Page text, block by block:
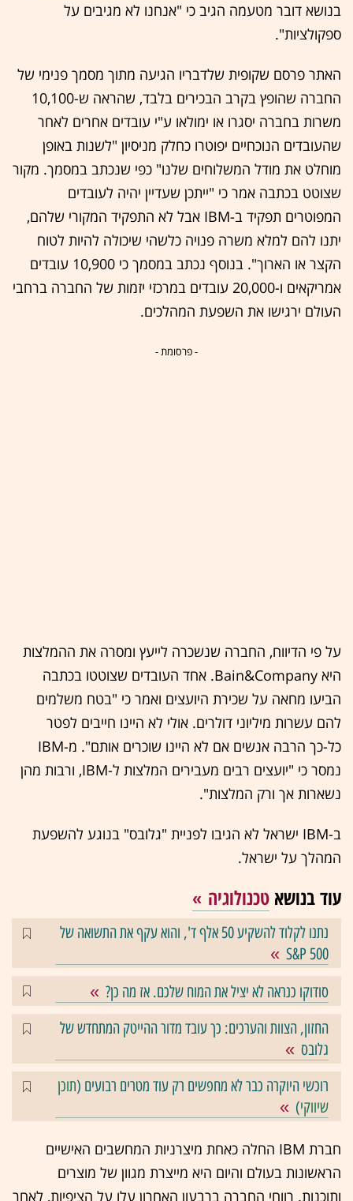
בנושא דובר מטעמה הגיב כי "אנחנו לא מגיבים על
ספקולציות".
האתר פרסם שקופית שלדבריו הגיעה מתוך מסמך פנימי של
החברה שהופץ בקרב הבכירים בלבד, שהראה ש-10,100
משרות בחברה יסגרו או ימולאו ע"י עובדים אחרים לאחר
שהעובדים הנוכחיים יפוטרו כחלק מניסיון "לשנות באופן
מוחלט את מודל המשלוחים שלנו" כפי שנכתב במסמך. מקור
שצוטט בכתבה אמר כי "ייתכן שעדיין יהיה לעובדים
המפוטרים תפקיד ב-IBM אבל לא התפקיד המקורי שלהם,
יתנו להם למלא משרה פנויה כלשהי שיכולה להיות לטוח
הקצר או הארוך". בנוסף נכתב במסמך כי 10,900 עובדים
אמריקאים ו-20,000 עובדים במרכזי יזמות של החברה ברחבי
העולם ירגישו את השפעת המהלכים.
- פרסומת -
על פי הדיווח, החברה שנשכרה לייעץ ומסרה את ההמלצות
היא Bain&Company. אחד העובדים שצוטטו בכתבה
הביעו מחאה על שכירת היועצים ואמר כי "בטח משלמים
להם עשרות מיליוני דולרים. אולי לא היינו חייבים לפטר
כל-כך הרבה אנשים אם לא היינו שוכרים אותם". מ-IBM
נמסר כי "יועצים רבים מעבירים המלצות ל-IBM, ורבות מהן
נשארות אך ורק המלצות".
ב-IBM ישראל לא הגיבו לפניית "גלובס" בנוגע להשפעת
המהלך על ישראל.
עוד בנושא טכנולוגיה
נתנו לקלוד להשקיע 50 אלף ד', והוא עקף את התשואה של
S&P 500
סודוקו כנראה לא יציל את המוח שלכם. אז מה כן?
החזון, הצוות והערכים: כך עובד מדור ההייטק המתחדש של
גלובס
רוכשי היוקרה כבר לא מחפשים רק עוד מטרים רבועים (תוכן
שיווקי)
חברת IBM החלה כאחת מיצרניות המחשבים האישיים
הראשונות בעולם והיום היא מייצרת מגוון של מוצרים
ותוכנות. רווחי החברה ברבעון האחרון עלו על הציפיות, לאחר